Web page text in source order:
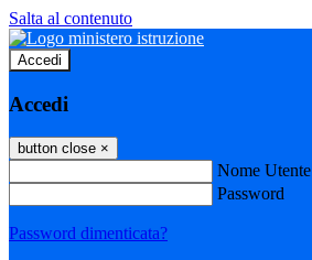
Salta al contenuto
Accedi
Accedi
button close ×
Nome Utente
Password
Password dimenticata?